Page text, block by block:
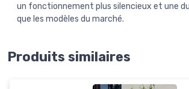
un fonctionnement plus silencieux et une
que les modèles du marché.
Produits similaires